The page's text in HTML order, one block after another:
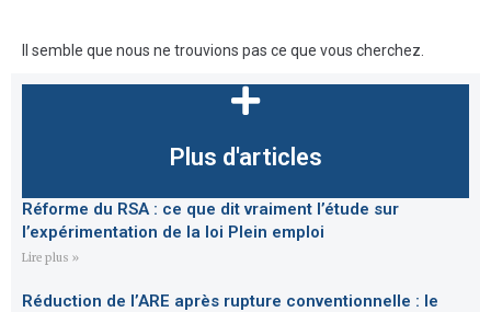
Il semble que nous ne trouvions pas ce que vous cherchez.
Plus d'articles
Réforme du RSA : ce que dit vraiment l’étude sur
l’expérimentation de la loi Plein emploi
Lire plus »
Réduction de l’ARE après rupture conventionnelle : le